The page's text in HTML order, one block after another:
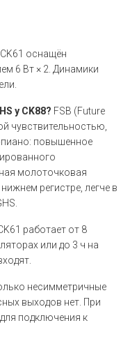
оснащён
6 Вт × 2. Динамики
у CK88? FSB (Future
чувствительностью,
повышенное
молоточковая
регистре, легче в
работает от 8
или до 3 ч на
несимметричные
выходов нет. При
подключения к